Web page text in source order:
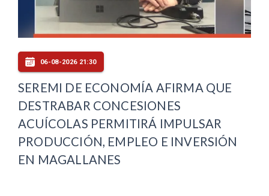
06-08-2026 21:30
SEREMI DE ECONOMÍA AFIRMA QUE
DESTRABAR CONCESIONES
ACUÍCOLAS PERMITIRÁ IMPULSAR
PRODUCCIÓN, EMPLEO E INVERSIÓN
EN MAGALLANES